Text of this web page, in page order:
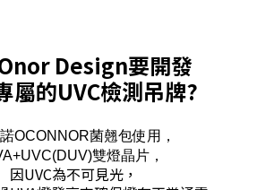
Design要開發
屬的UVC檢測吊牌?
OCONNOR菌翹包使用，
雙燈晶片，
因UVC為不可見光，